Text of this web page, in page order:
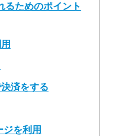
るためのポイント
済をする
ジを利用